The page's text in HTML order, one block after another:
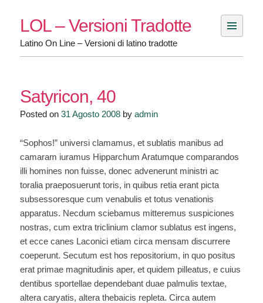
content
LOL – Versioni Tradotte
Latino On Line – Versioni di latino tradotte
Satyricon, 40
Posted on 31 Agosto 2008by admin
“Sophos!” universi clamamus, et sublatis manibus ad
camaram iuramus Hipparchum Aratumque comparandos
illi homines non fuisse, donec advenerunt ministri ac
toralia praeposuerunt toris, in quibus retia erant picta
subsessoresque cum venabulis et totus venationis
apparatus. Necdum sciebamus mitteremus suspiciones
nostras, cum extra triclinium clamor sublatus est ingens,
et ecce canes Laconici etiam circa mensam discurrere
coeperunt. Secutum est hos repositorium, in quo positus
erat primae magnitudinis aper, et quidem pilleatus, e cuius
dentibus sportellae dependebant duae palmulis textae,
altera caryatis, altera thebaicis repleta. Circa autem